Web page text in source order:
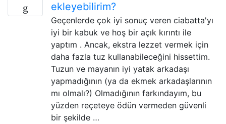
ekleyebilirim?
Geçenlerde çok iyi sonuç veren ciabatta'yı
iyi bir kabuk ve hoş bir açık kırıntı ile
yaptım . Ancak, ekstra lezzet vermek için
daha fazla tuz kullanabileceğini hissettim.
Tuzun ve mayanın iyi yatak arkadaşı
yapmadığının (ya da ekmek arkadaşlarının
mı olmalı?) Olmadığının farkındayım, bu
yüzden reçeteye ödün vermeden güvenli
bir şekilde …